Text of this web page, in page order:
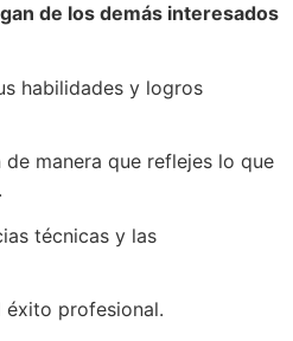
de los demás interesados
habilidades y logros
manera que reflejes lo que
técnicas y las
éxito profesional.